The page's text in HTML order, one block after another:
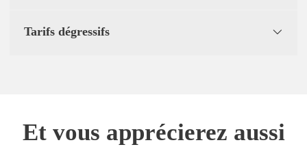
Tarifs dégressifs
Et vous apprécierez aussi